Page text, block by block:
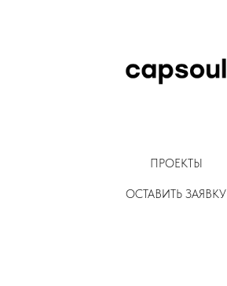
ПРОЕКТЫ
ОСТАВИТЬ ЗАЯВКУ